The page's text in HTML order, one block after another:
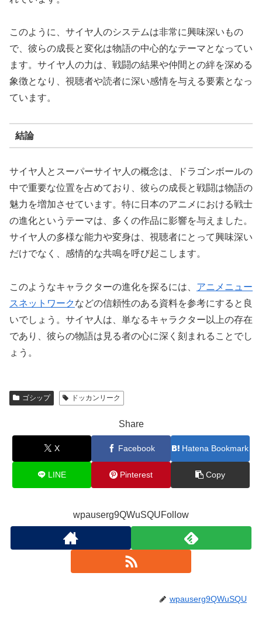
このように、サイヤ人のシステムは非常に興味深いもの
で、彼らの成長と変化は物語の中心的なテーマとなってい
ます。サイヤ人の力は、戦闘の結果や仲間との絆を深める
象徴となり、視聴者や読者に深い感情を与える要素となっ
ています。
結論
サイヤ人とスーパーサイヤ人の概念は、ドラゴンボールの
中で重要な位置を占めており、彼らの成長と戦闘は物語の
魅力を増加させています。特に日本のアニメにおける戦士
の進化というテーマは、多くの作品に影響を与えました。
サイヤ人の多様な能力や変身は、視聴者にとって興味深い
だけでなく、感情的な共鳴を呼び起こします。
このようなキャラクターの進化を探るには、 アニメニュー
スネットワークなどの信頼性のある資料を参考にすると良
いでしょう。サイヤ人は、単なるキャラクター以上の存在
であり、彼らの物語は見る者の心に深く刻まれることでし
ょう。
ゴシップ ドッカンリーク
Share
X Facebook Hatena Bookmark
LINE Pinterest Copy
wpauserg9QWuSQUFollow
wpauserg9QWuSQU